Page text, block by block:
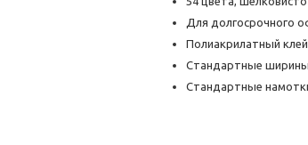
Для долгосрочного
Полиакрилатный
Стандартные
Стандартные